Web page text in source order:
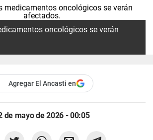
oncológicos se verán
Agregar El Ancasti en
de mayo de 2026 - 00:05